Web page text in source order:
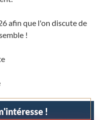
afin que l'on discute de
!
!